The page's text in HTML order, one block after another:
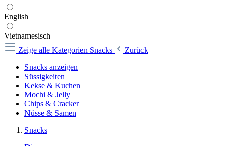
English
Vietnamesisch
Zeige alle Kategorien Snacks
Zurück
Snacks anzeigen
Süssigkeiten
Kekse & Kuchen
Mochi & Jelly
Chips & Cracker
Nüsse & Samen
Snacks